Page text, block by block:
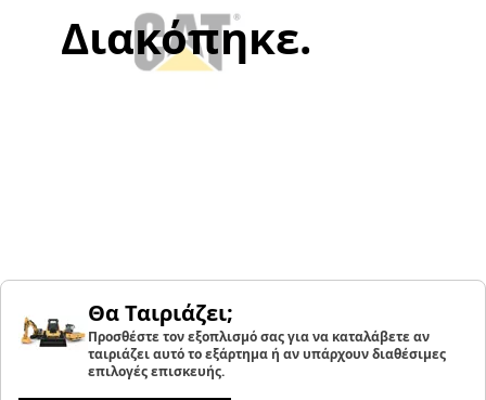
Διακόπηκε.
Θα Ταιριάζει;
Προσθέστε τον εξοπλισμό σας για να καταλάβετε αν
ταιριάζει αυτό το εξάρτημα ή αν υπάρχουν διαθέσιμες
επιλογές επισκευής.